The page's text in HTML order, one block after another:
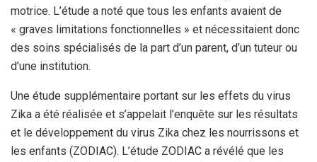
motrice. L’étude a noté que tous les enfants avaient de
« graves limitations fonctionnelles » et nécessitaient donc
des soins spécialisés de la part d’un parent, d’un tuteur ou
d’une institution.
Une étude supplémentaire portant sur les effets du virus
Zika a été réalisée et s’appelait l’enquête sur les résultats
et le développement du virus Zika chez les nourrissons et
les enfants (ZODIAC). L’étude ZODIAC a révélé que les